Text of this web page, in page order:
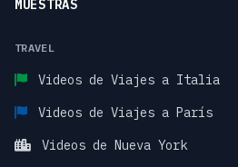
MUESTRAS
TRAVEL
Videos de Viajes a Italia
Videos de Viajes a París
Videos de Nueva York